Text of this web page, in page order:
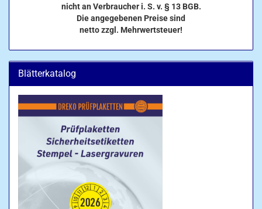
nicht an Verbraucher i. S. v. § 13 BGB.
Die angegebenen Preise sind
netto zzgl. Mehrwertsteuer!
Blätterkatalog